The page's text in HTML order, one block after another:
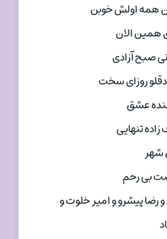
همه اولش خوبن
همین الان
صبح آزادی
روزای سخت
عشق
تنهایی
بی رحم
رضا پیشرو و امیر خلوت و